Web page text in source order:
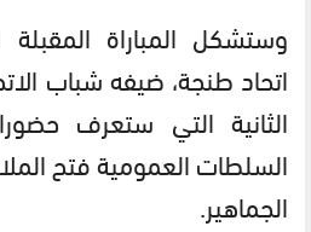
وستشكل المباراة
اتحاد طنجة، ضيفه شباب
الثانية التي ستعرف
السلطات العمومية فتح
الجماهير.